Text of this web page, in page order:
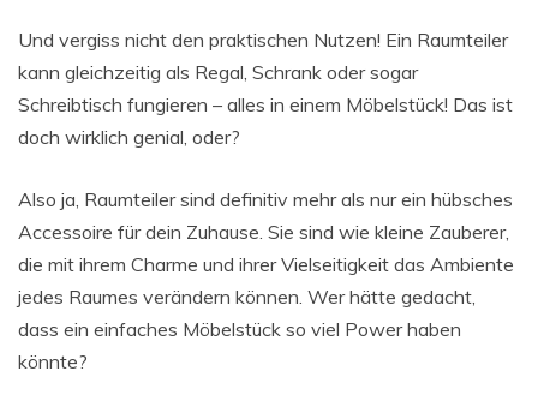
Und vergiss nicht den praktischen Nutzen! Ein Raumteiler
kann gleichzeitig als Regal, Schrank oder sogar
Schreibtisch fungieren – alles in einem Möbelstück! Das ist
doch wirklich genial, oder?
Also ja, Raumteiler sind definitiv mehr als nur ein hübsches
Accessoire für dein Zuhause. Sie sind wie kleine Zauberer,
die mit ihrem Charme und ihrer Vielseitigkeit das Ambiente
jedes Raumes verändern können. Wer hätte gedacht,
dass ein einfaches Möbelstück so viel Power haben
könnte?